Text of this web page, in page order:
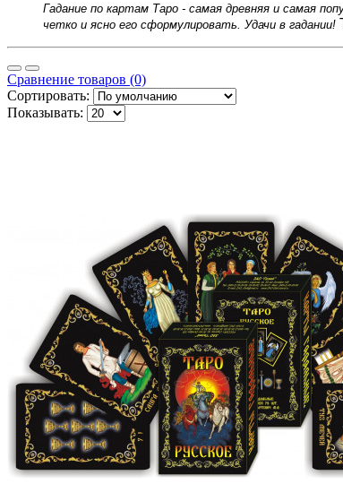
Гадание по картам Таро - самая древняя и самая
четко и ясно его сформулировать. Удачи в гадании!
Сравнение товаров (0)
Сортировать:
Показывать: